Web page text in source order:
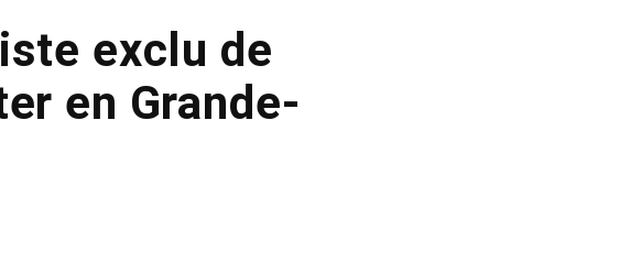
exclu de
en Grande-